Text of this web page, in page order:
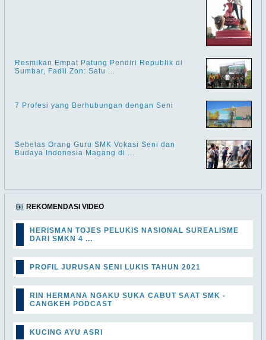
Resmikan Empat Patung Pendiri Republik di
Sumbar, Fadli Zon: Satu ...
7 Profesi yang Berhubungan dengan Seni
Sebelas Orang Guru SMK Vokasi Seni dan
Budaya Indonesia Magang di ...
REKOMENDASI VIDEO
HERISMAN TOJES PELUKIS NASIONAL SUREALISME
DARI SMKN 4 ...
PROFIL JURUSAN SENI LUKIS TAHUN 2021
RIN HERMANA NGAKU SUKA CABUT SAAT SMK -
CANGKEH PODCAST
KUCING AYU ASRI